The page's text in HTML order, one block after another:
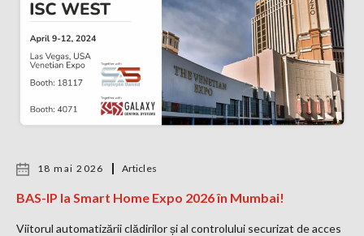
18 mai 2026 Articles
BAS-IP la Smart Home Expo 2026 în Mumbai!
Viitorul automatizării clădirilor și al controlului securizat de acces